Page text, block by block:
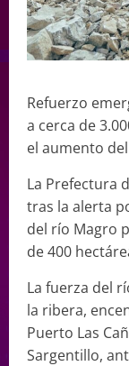
Refuerzo
a cerca de
el aumento
La Prefectura
tras la alerta
del río Magro
de 400
La fuerza del
la ribera,
Puerto Las
Sargentillo,